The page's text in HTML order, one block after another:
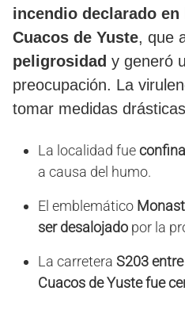
incendio declarado
Cuacos de Yuste, que
peligrosidad y generó
preocupación. La
tomar medidas
La localidad fue
a causa del humo.
El emblemático
ser desalojado por la
La carretera S203
Cuacos de Yuste fue